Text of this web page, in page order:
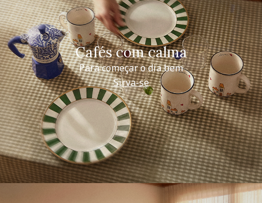
Cafés com calma
Para começar o dia bem
Sirva-se